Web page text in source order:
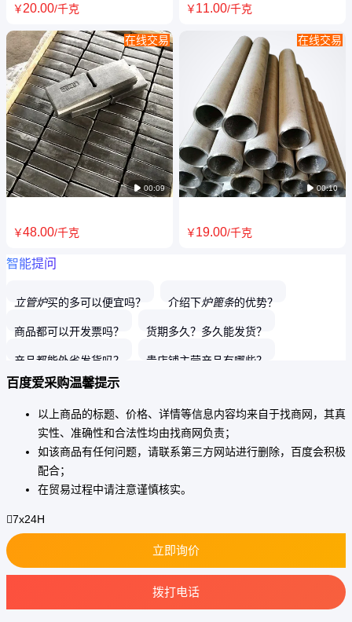
热处理工装310S退火料筐 淬火
料盘 耐热钢铸造 耐腐蚀韧性好
￥20.00/千克
 00:09
在线交易
加热炉用2520滑块
￥48.00/千克
KmTBCr26磨煤机衬板 高铬白
口铸铁 粉碎机锤头 硬度高 韧性
好 耐磨
￥11.00/千克
 00:10
在线交易
ZG35Cr24Ni7NRe离心铸管 砂
￥19.00/千克
智能提问
立管炉买的多可以便宜吗？ 介绍下炉篦条的优势？
商品都可以开发票吗？ 货期多久？多久能发货？
产品都能外省发货吗？ 贵店铺主营产品有哪些？
请问店铺商品可以包邮吗？
介绍下无缝管的热处理？ 导向板买的多可以便宜吗？
百度爱采购温馨提示
以上商品的标题、价格、详情等信息内容均来自于找商网，其真
实性、准确性和合法性均由找商网负责；
如该商品有任何问题，请联系第三方网站进行删除，百度会积极
配合；
在贸易过程中请注意谨慎核实。
7x24H
立即询价
拨打电话